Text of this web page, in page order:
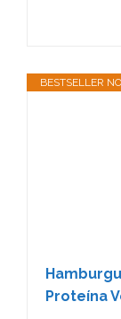
BESTSELLER
Proteína